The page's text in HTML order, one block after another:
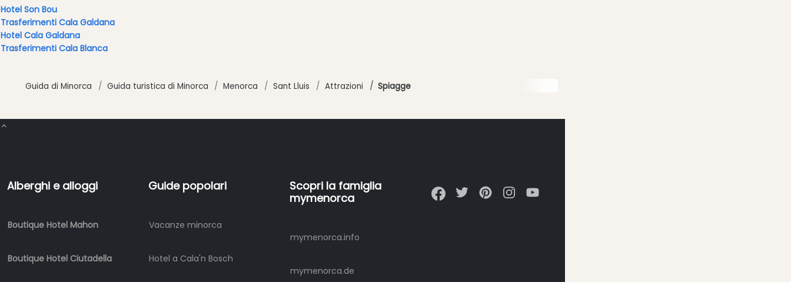
attività
Tour
ed
acquatici
Boat
Alimenti
e
Cultura
per
bambini
Hotel Son Bou
Trasferimenti Cala Galdana
Hotel Cala Galdana
Trasferimenti Cala Blanca
Guida di Minorca Guida turistica di Minorca Menorca Sant Lluis Attrazioni Spiagge
Alberghi e alloggi
Boutique Hotel Mahon
Boutique Hotel Ciutadella
Guide popolari
Vacanze minorca
Hotel a Cala'n Bosch
Scopri la famiglia
mymenorca
mymenorca.info
mymenorca.de